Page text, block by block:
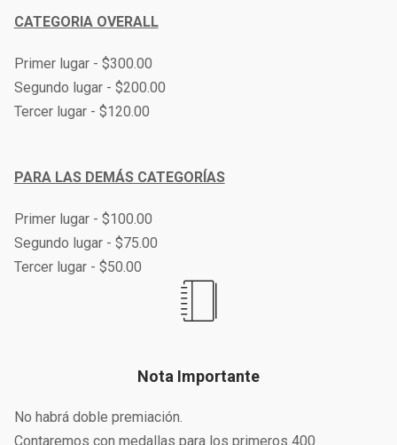
CATEGORIA OVERALL
Primer lugar - $300.00
Segundo lugar - $200.00
Tercer lugar - $120.00
PARA LAS DEMÁS CATEGORÍAS
Primer lugar - $100.00
Segundo lugar - $75.00
Tercer lugar - $50.00
Nota Importante
No habrá doble premiación.
Contaremos con medallas para los primeros 400